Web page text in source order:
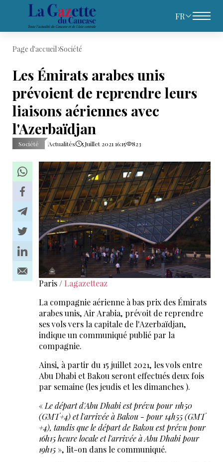
FR
Page d'accueil Société
Les Émirats arabes unis
prévoient de reprendre leurs
liaisons aériennes avec
l'Azerbaïdjan
Société Actualités 5 Juillet 2021 16:15 823
Paris / Lagazetteaz
La compagnie aérienne à bas prix des Émirats
arabes unis, Air Arabia, prévoit de reprendre
ses vols vers la capitale de l'Azerbaïdjan,
indique un communiqué publié par la
compagnie.
Ainsi, à partir du 15 juillet 2021, les vols entre
Abu Dhabi et Bakou seront effectués deux fois
par semaine (les jeudis et les dimanches ).
«Le départ d'Abu Dhabi est prévu pour 11h50
(GMT+4) et l'arrivée à Bakou - pour 14h55 (GMT
+4), tandis que le départ de Bakou est prévu pour
16h15 heure locale et l'arrivée à Abu Dhabi pour
19h15 », lit-on dans le communiqué.